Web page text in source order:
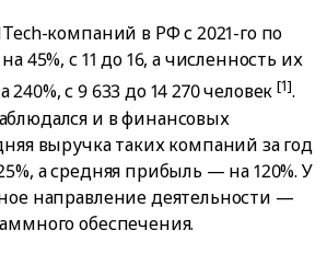
компаний в РФ с 2021-го по
45%, с 11 до 16, а численность их
с 9 633 до 14 270 человек[1].
и в финансовых
выручка таких компаний за год
а средняя прибыль — на 120%. У
направление деятельности —
обеспечения.